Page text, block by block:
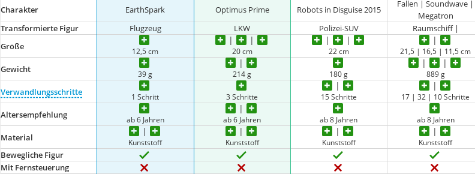
Charakter EarthSpark Optimus Prime Robots in Disguise 2015
Fallen | Soundwave |
Megatron
Transformierte Figur
Flugzeug LKW Polizei-SUV Raumschiff |
Größe
12,5 cm 20 cm 22 cm 21,5 | 16,5 | 11,5 cm
Gewicht 39 g 214 g 180 g 889 g
Verwandlungsschritte 1 Schritt 3 Schritte 15 Schritte 17 | 32 | 10 Schritte
Altersempfehlung ab 6 Jahren ab 6 Jahren ab 8 Jahren ab 8 Jahren
Material Kunststoff Kunststoff Kunststoff Kunststoff
Bewegliche Figur
Mit Fernsteuerung